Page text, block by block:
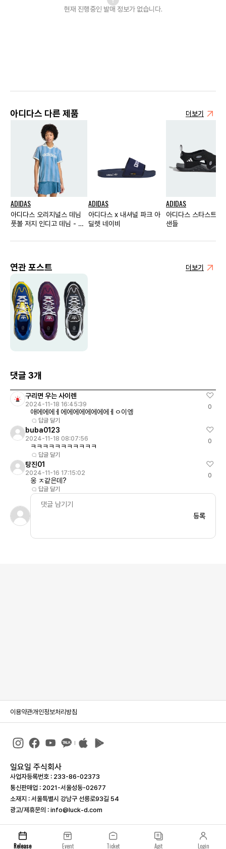
현재 진행중인 발매 정보가 없습니다.
아디다스 다른 제품 더보기
ADIDAS
아디다스 오리지널스 데님
풋볼 저지 인디고 데님 - KR
ADIDAS
아디다스 x 내셔널 파크 아
딜렛 네이비
ADIDAS
아디다스 스타스트라
샌들
연관 포스트 더보기
댓글 3개
구리면 우는 사이렌
2024-11-18 16:45:39
애에에에ㅔ에에에에에에에에ㅔㅇ이엥
답글 달기
0
buba0123
2024-11-18 08:07:56
ㅋㅋㅋㅋㅋㅋㅋㅋㅋㅋㅋ
답글 달기
0
탕진01
2024-11-16 17:15:02
옹 ㅈ같은데?
답글 달기
0
등록
이용약관개인정보처리방침
일요일 주식회사
사업자등록번호 : 233-86-023­73
통신판매업 : 2021-서울성동-02677
소재지 : 서울특별시 강남구 선릉로93길 54
광고/제휴문의 : info@luck-d.com
Release Event Ticket Agit Login